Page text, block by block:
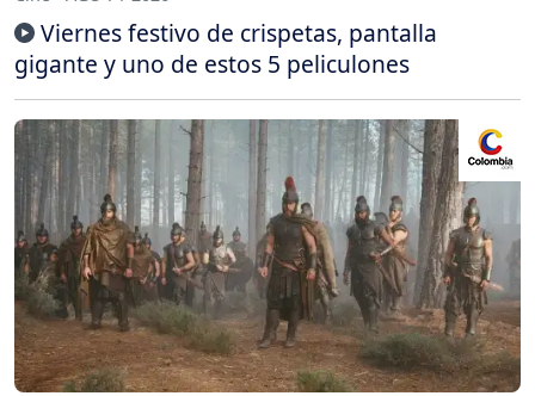
Viernes festivo de crispetas, pantalla
gigante y uno de estos 5 peliculones